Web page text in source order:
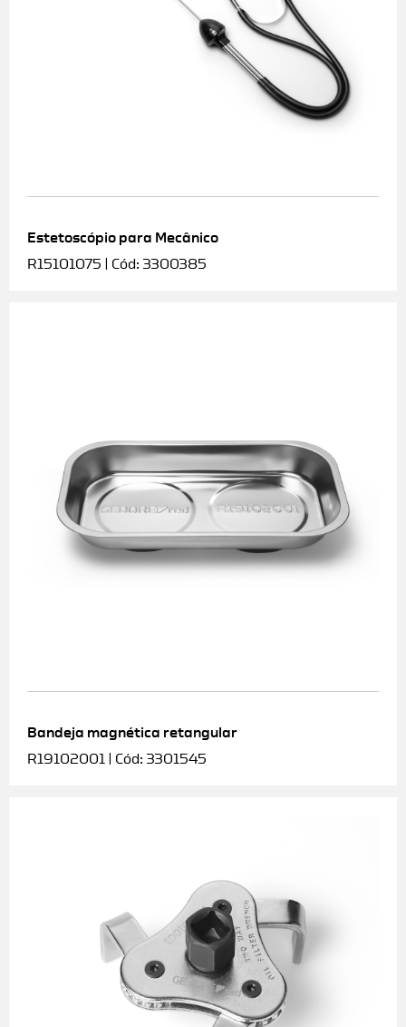
Estetoscópio para Mecânico
R15101075 | Cód: 3300385
Bandeja magnética retangular
R19102001 | Cód: 3301545